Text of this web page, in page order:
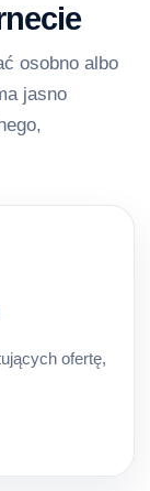
osobno albo
jasno
ofertę,